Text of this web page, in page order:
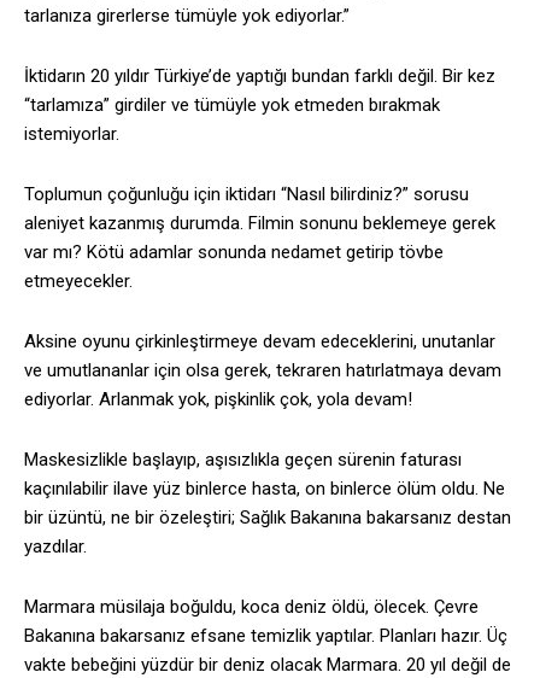
tarlanıza girerlerse tümüyle yok ediyorlar.”
İktidarın 20 yıldır Türkiye’de yaptığı bundan farklı değil. Bir kez
“tarlamıza” girdiler ve tümüyle yok etmeden bırakmak
istemiyorlar.
Toplumun çoğunluğu için iktidarı “Nasıl bilirdiniz?” sorusu
aleniyet kazanmış durumda. Filmin sonunu beklemeye gerek
var mı? Kötü adamlar sonunda nedamet getirip tövbe
etmeyecekler.
Aksine oyunu çirkinleştirmeye devam edeceklerini, unutanlar
ve umutlananlar için olsa gerek, tekraren hatırlatmaya devam
ediyorlar. Arlanmak yok, pişkinlik çok, yola devam!
Maskesizlikle başlayıp, aşısızlıkla geçen sürenin faturası
kaçınılabilir ilave yüz binlerce hasta, on binlerce ölüm oldu. Ne
bir üzüntü, ne bir özeleştiri; Sağlık Bakanına bakarsanız destan
yazdılar.
Marmara müsilaja boğuldu, koca deniz öldü, ölecek. Çevre
Bakanına bakarsanız efsane temizlik yaptılar. Planları hazır. Üç
vakte bebeğini yüzdür bir deniz olacak Marmara. 20 yıl değil de